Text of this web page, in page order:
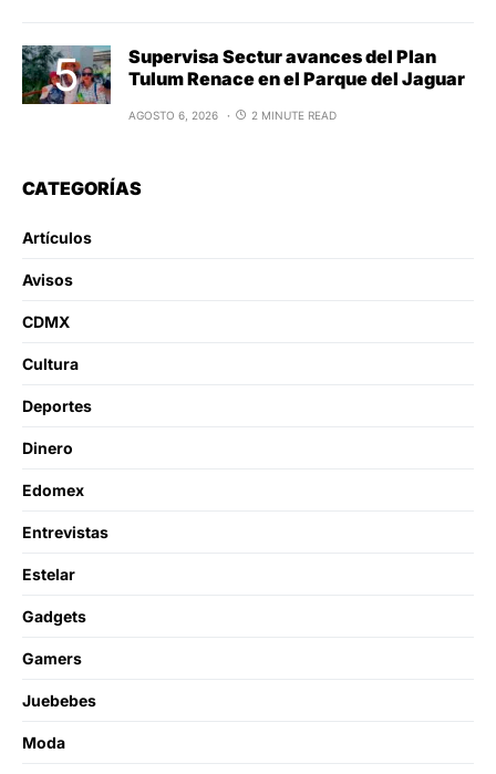
Supervisa Sectur avances del Plan
Tulum Renace en el Parque del Jaguar
AGOSTO 6, 2026 2 MINUTE READ
CATEGORÍAS
Artículos
Avisos
CDMX
Cultura
Deportes
Dinero
Edomex
Entrevistas
Estelar
Gadgets
Gamers
Juebebes
Moda